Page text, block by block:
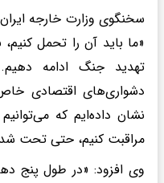
سخنگوی وزارت خارجه
«ما باید آن را تحمل
تهدید جنگ ادامه
دشواری‌های اقتصادی خاص
نشان داده‌ایم که
مراقبت کنیم، حتی تحت
وی افزود: «در طول پنج